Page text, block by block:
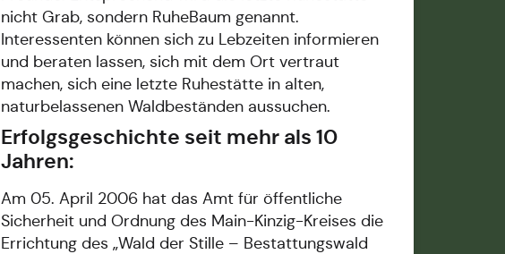
nicht Grab, sondern RuheBaum genannt.
Interessenten können sich zu Lebzeiten informieren
und beraten lassen, sich mit dem Ort vertraut
machen, sich eine letzte Ruhestätte in alten,
naturbelassenen Waldbeständen aussuchen.
Erfolgsgeschichte seit mehr als 10
Jahren:
Am 05. April 2006 hat das Amt für öffentliche
Sicherheit und Ordnung des Main-Kinzig-Kreises die
Errichtung des „Wald der Stille – Bestattungswald